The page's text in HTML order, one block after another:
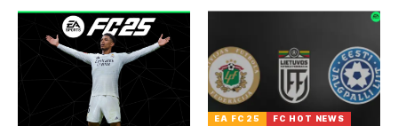
EA FC 25
FC HOT NEWS